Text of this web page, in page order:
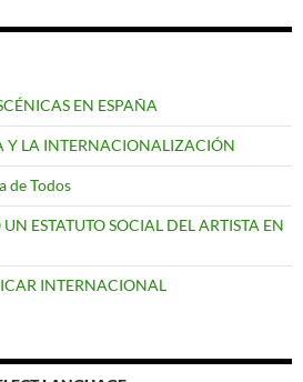
EN ESPAÑA
Y LA INTERNACIONALIZACIÓN
de Todos
ESTATUTO SOCIAL DEL ARTISTA EN
INTERNACIONAL